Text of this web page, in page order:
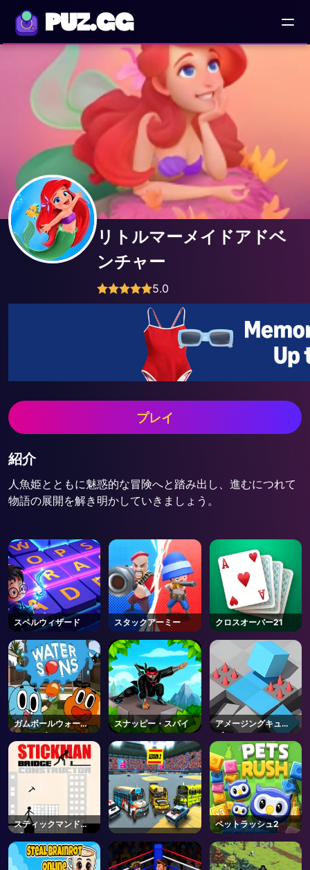
PUZ.GG
リトルマーメイドアドベ
ンチャー
5.0
プレイ
紹介
人魚姫とともに魅惑的な冒険へと踏み出し、進むにつれて
物語の展開を解き明かしていきましょう。
スペルウィザード スタックアーミー クロスオーバー21
ガムボールウォータ
ーソンズ
スナッピー・スパイ
アメージングキュー
ブアドベンチャー
スティックマンドリ
ブリッジコンストラ
クター
ペットラッシュ2